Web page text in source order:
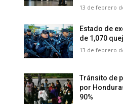
13 de febrero
Estado de
de 1,070
13 de febrero
Tránsito de
por
90%